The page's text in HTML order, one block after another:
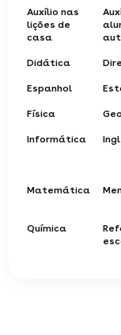
Auxílio nas
lições de
casa
Didática
Espanhol
Física
Informática
Matemática
Química